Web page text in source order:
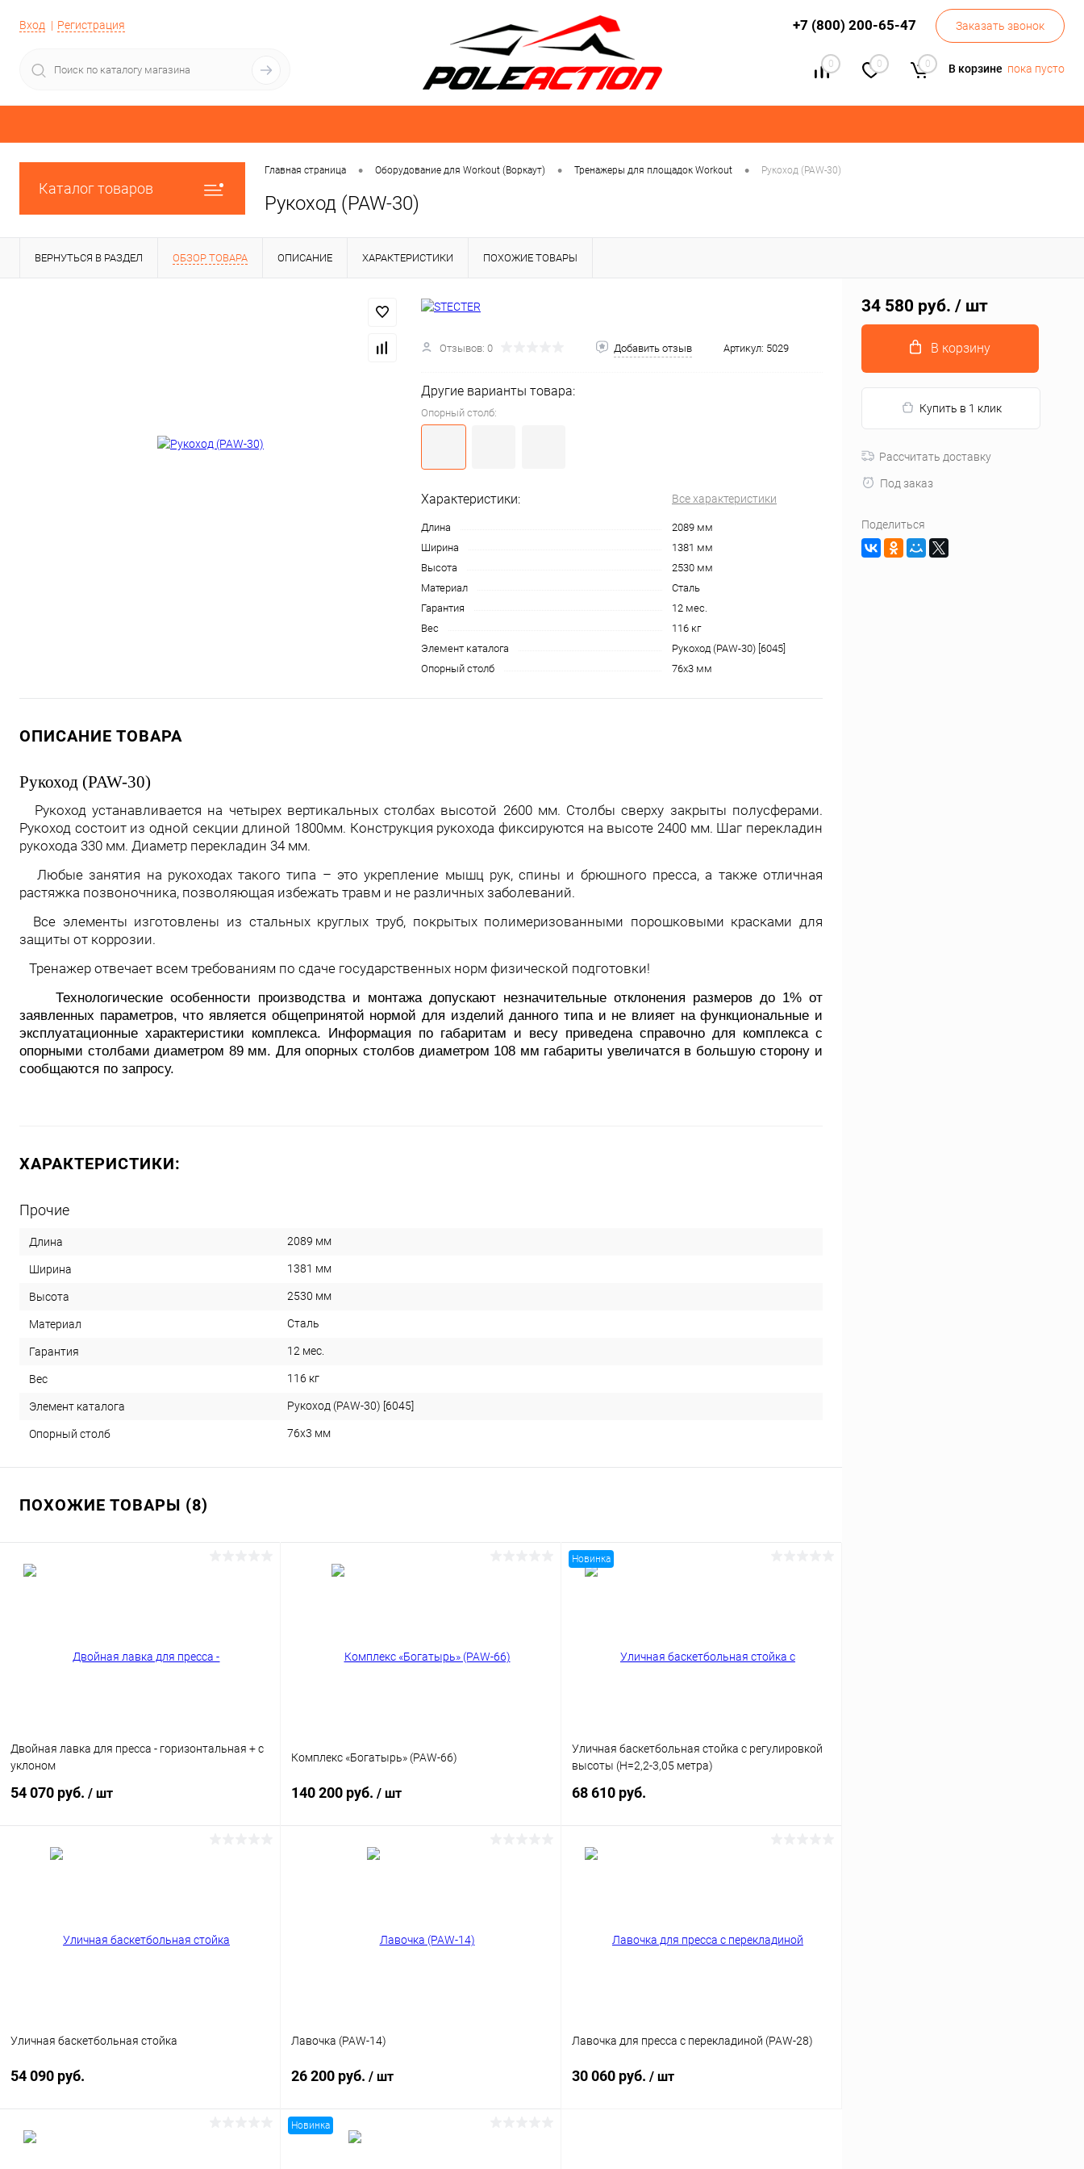
Вход Регистрация +7 (800) 200-65-47 Заказать звонок
0 0 0 В корзине пока пусто
Каталог товаров
Главная страница • Оборудование для Workout (Воркаут) • Тренажеры для площадок Workout • Рукоход (PAW-30)
Рукоход (PAW-30)
ВЕРНУТЬСЯ В РАЗДЕЛ ОБЗОР ТОВАРА ОПИСАНИЕ ХАРАКТЕРИСТИКИ ПОХОЖИЕ ТОВАРЫ
Отзывов: 0 Добавить отзыв Артикул: 5029
Другие варианты товара:
Опорный столб:
Характеристики: Все характеристики
Длина
2089 мм
Ширина
1381 мм
Высота
2530 мм
Материал
Сталь
Гарантия
12 мес.
Вес
116 кг
Элемент каталога
Рукоход (PAW-30) [6045]
Опорный столб
76х3 мм
ОПИСАНИЕ ТОВАРА
Рукоход (PAW-30)
Рукоход устанавливается на четырех вертикальных столбах высотой 2600 мм. Столбы сверху закрыты полусферами.
Рукоход состоит из одной секции длиной 1800мм. Конструкция рукохода фиксируются на высоте 2400 мм. Шаг перекладин
рукохода 330 мм. Диаметр перекладин 34 мм.
Любые занятия на рукоходах такого типа – это укрепление мышц рук, спины и брюшного пресса, а также отличная
растяжка позвоночника, позволяющая избежать травм и не различных заболеваний.
Все элементы изготовлены из стальных круглых труб, покрытых полимеризованными порошковыми красками для
защиты от коррозии.
Тренажер отвечает всем требованиям по сдаче государственных норм физической подготовки!
Технологические особенности производства и монтажа допускают незначительные отклонения размеров до 1% от
заявленных параметров, что является общепринятой нормой для изделий данного типа и не влияет на функциональные и
эксплуатационные характеристики комплекса. Информация по габаритам и весу приведена справочно для комплекса с
опорными столбами диаметром 89 мм. Для опорных столбов диаметром 108 мм габариты увеличатся в большую сторону и
сообщаются по запросу.
ХАРАКТЕРИСТИКИ:
Прочие
Длина 2089 мм
Ширина 1381 мм
Высота 2530 мм
Материал Сталь
Гарантия 12 мес.
Вес 116 кг
Элемент каталога Рукоход (PAW-30) [6045]
Опорный столб 76х3 мм
ПОХОЖИЕ ТОВАРЫ (8)
Двойная лавка для пресса - горизонтальная + с
уклоном
54 070 руб. / шт
Комплекс «Богатырь» (PAW-66)
140 200 руб. / шт
Новинка
Уличная баскетбольная стойка с регулировкой
высоты (H=2,2-3,05 метра)
68 610 руб.
Уличная баскетбольная стойка
54 090 руб.
Лавочка (PAW-14)
26 200 руб. / шт
Лавочка для пресса с перекладиной (PAW-28)
30 060 руб. / шт
Новинка
34 580 руб. / шт
В корзину
Купить в 1 клик
Рассчитать доставку
Под заказ
Поделиться